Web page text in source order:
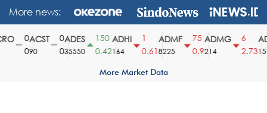
More news:
ACST
90
ADES
35550
150
0.42
ADHI
164
0.61
ADMF
8225
75
0.9
ADMG
214
2.731510
More Market Data